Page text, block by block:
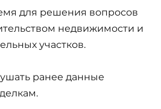
для решения вопросов
недвижимости и
участков.
ранее данные